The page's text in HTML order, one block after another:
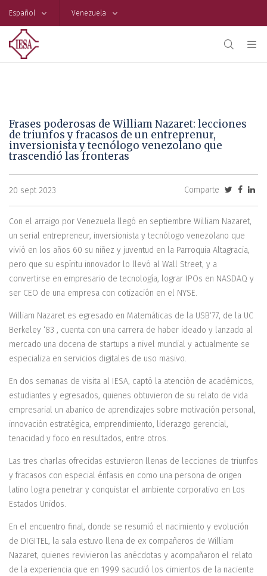
Español Venezuela
Frases poderosas de William Nazaret: lecciones
de triunfos y fracasos de un entreprenur,
inversionista y tecnólogo venezolano que
trascendió las fronteras
20 sept 2023 Comparte
Con el arraigo por Venezuela llegó en septiembre William Nazaret,
un serial entrepreneur, inversionista y tecnólogo venezolano que
vivió en los años 60 su niñez y juventud en la Parroquia Altagracia,
pero que su espíritu innovador lo llevó al Wall Street, y a
convertirse en empresario de tecnología, lograr IPOs en NASDAQ y
ser CEO de una empresa con cotización en el NYSE.
William Nazaret es egresado en Matemáticas de la USB‘77, de la UC
Berkeley ‘83 , cuenta con una carrera de haber ideado y lanzado al
mercado una docena de startups a nivel mundial y actualmente se
especializa en servicios digitales de uso masivo.
En dos semanas de visita al IESA, captó la atención de académicos,
estudiantes y egresados, quienes obtuvieron de su relato de vida
empresarial un abanico de aprendizajes sobre motivación personal,
innovación estratégica, emprendimiento, liderazgo gerencial,
tenacidad y foco en resultados, entre otros.
Las tres charlas ofrecidas estuvieron llenas de lecciones de triunfos
y fracasos con especial énfasis en como una persona de origen
latino logra penetrar y conquistar el ambiente corporativo en Los
Estados Unidos.
En el encuentro final, donde se resumió el nacimiento y evolución
de DIGITEL, la sala estuvo llena de ex compañeros de William
Nazaret, quienes revivieron las anécdotas y acompañaron el relato
de la experiencia que en 1999 sacudió los cimientos de la naciente